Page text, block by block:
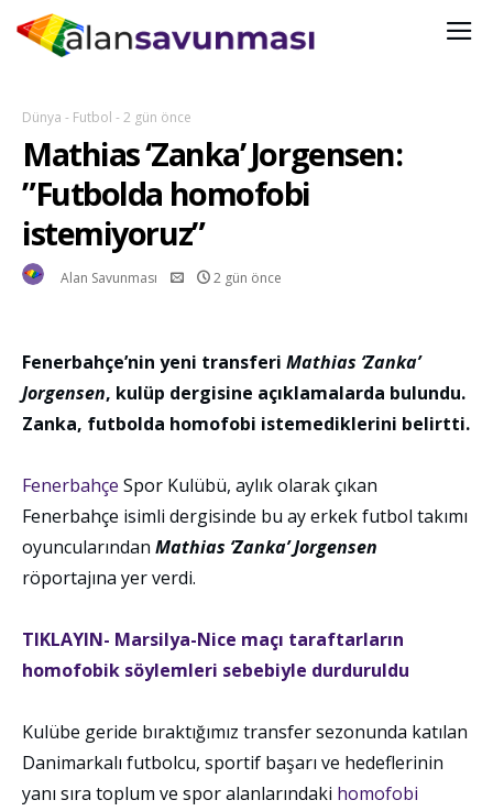
Dünya - Futbol -2 gün önce
Mathias ‘Zanka’ Jorgensen:
”Futbolda homofobi
istemiyoruz”
Alan Savunması 2 gün önceHTTPS://ALANSAVUNMASI.ORG/WP-
CONTENT/UPLOADS/2019/09/CROPPED-ZANKA-FENERBAHCE-
Fenerbahçe’nin yeni transferi Mathias ‘Zanka’
Jorgensen, kulüp dergisine açıklamalarda bulundu.
Zanka, futbolda homofobi istemediklerini belirtti.
Fenerbahçe Spor Kulübü, aylık olarak çıkan
Fenerbahçe isimli dergisinde bu ay erkek futbol takımı
oyuncularından Mathias ‘Zanka’ Jorgensen
röportajına yer verdi.
TIKLAYIN- Marsilya-Nice maçı taraftarların
homofobik söylemleri sebebiyle durduruldu
Kulübe geride bıraktığımız transfer sezonunda katılan
Danimarkalı futbolcu, sportif başarı ve hedeflerinin
yanı sıra toplum ve spor alanlarındaki homofobi